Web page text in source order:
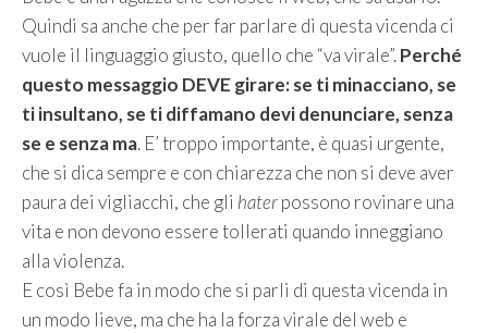
Quindi sa anche che per far parlare di questa vicenda ci
vuole il linguaggio giusto, quello che “va virale”.Perché
questo messaggio DEVE girare: se ti minacciano, se
ti insultano, se ti diffamano devi denunciare, senza
se e senza ma. E’ troppo importante, è quasi urgente,
che si dica sempre e con chiarezza che non si deve aver
paura dei vigliacchi, che gli haterpossono rovinare una
vita e non devono essere tollerati quando inneggiano
alla violenza.
E così Bebe fa in modo che si parli di questa vicenda in
un modo lieve, ma che ha la forza virale del web e